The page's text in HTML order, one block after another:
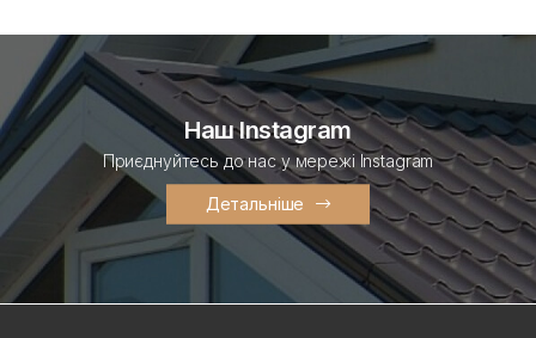
Наш Instagram
Приєднуйтесь до нас у мережі Instagram
Детальніше